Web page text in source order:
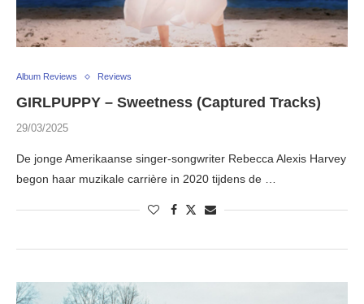
Album Reviews Reviews
GIRLPUPPY – Sweetness (Captured Tracks)
29/03/2025
De jonge Amerikaanse singer-songwriter Rebecca Alexis Harvey
begon haar muzikale carrière in 2020 tijdens de …